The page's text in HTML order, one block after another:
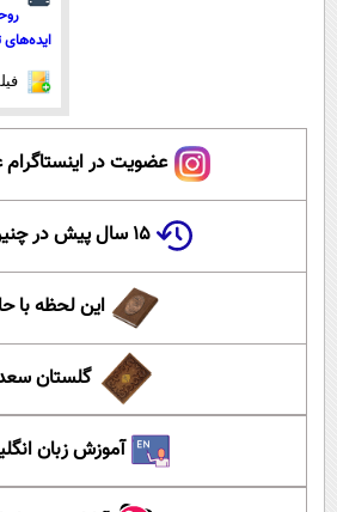
ایده‌های
عضویت در اینستاگرام
۱۵ سال پیش در چنین روزی
این لحظه با
گلستان
آموزش زبان